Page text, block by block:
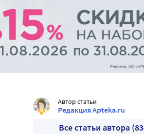
Автор статьи
Редакция Apteka.ru
Все статьи автора